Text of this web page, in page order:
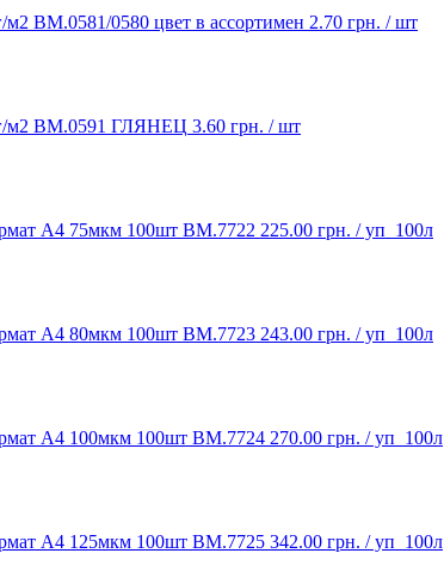
BM.0581/0580 цвет в ассортимен 2.70 грн. / шт
м2 BM.0591 ГЛЯНЕЦ 3.60 грн. / шт
А4 75мкм 100шт BM.7722 225.00 грн. / уп_100л
А4 80мкм 100шт BM.7723 243.00 грн. / уп_100л
А4 100мкм 100шт BM.7724 270.00 грн. / уп_100л
А4 125мкм 100шт BM.7725 342.00 грн. / уп_100л